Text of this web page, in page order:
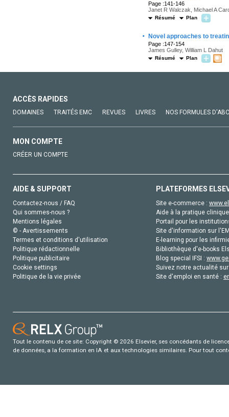
Page :141-146
Janet R Walczak, Michael A
Résumé Plan
· Novel approaches to
Page :147-154
James Gulley, William L Dahut
Résumé Plan
ACCÈS RAPIDES
DOMAINES TRAITÉS EMC REVUES LIVRES NOS FORMULES
MON COMPTE
CRÉER UN COMPTE
AIDE & SUPPORT
Contactez-nous / FAQ
Qui sommes-nous ?
Mentions légales
© - Avertissements
Termes et conditions d'utilisation
Politique rédactionnelle
Politique publicitaire
Cookie settings
Politique de la vie privée
PLATEFORMES
Site e-commerce :
Aide à la pratique
Portail pour les
Site d'information sur
E-learning pour les
Bibliothèque d'e-books
Blog special IFSI :
Suivez notre actualité
Site d'emploi en santé :
Tout le contenu de ce site: Copyright © 2026 Elsevier, ses concédants de
de données, a la formation en IA et aux technologies similaires. Pour tout